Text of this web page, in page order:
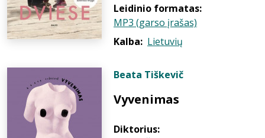
Leidinio formatas:
MP3 (garso įrašas)
Kalba: Lietuvių
Beata Tiškevič
Vyvenimas
Diktorius: